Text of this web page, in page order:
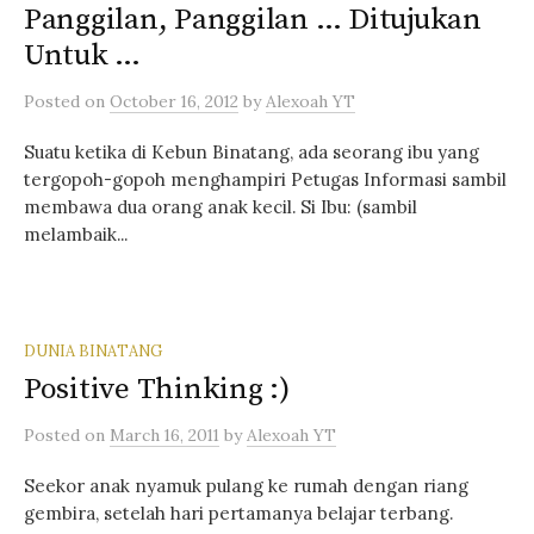
Panggilan, Panggilan … Ditujukan
Untuk …
Posted on October 16, 2012 byAlexoah YT
Suatu ketika di Kebun Binatang, ada seorang ibu yang
tergopoh-gopoh menghampiri Petugas Informasi sambil
membawa dua orang anak kecil. Si Ibu: (sambil
melambaik...
DUNIA BINATANG
Positive Thinking :)
Posted on March 16, 2011 byAlexoah YT
Seekor anak nyamuk pulang ke rumah dengan riang
gembira, setelah hari pertamanya belajar terbang.